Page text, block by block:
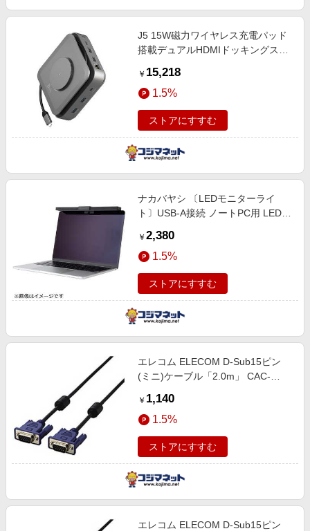
J5 15W磁力ワイヤレス充電パッド
搭載デュアルHDMIドッキングステ
応］ JCD3199
￥ 15,218
1.5%
ストアにすすむ
ナカバヤシ 〔LEDモニターライ
ト〕USB-A接続 ノートPC用 LEDラ
￥ 2,380
1.5%
ストアにすすむ
エレコム ELECOM D-Sub15ピン
(ミニ)ケーブル「2.0m」 CAC-
￥ 1,140
1.5%
ストアにすすむ
エレコム ELECOM D-Sub15ピン